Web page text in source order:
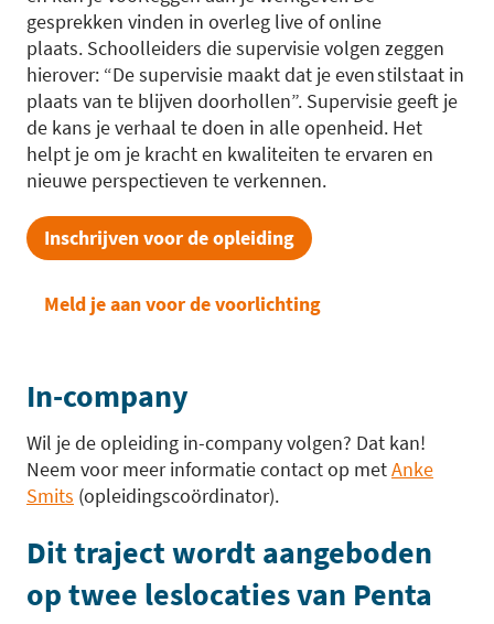
gesprekken vinden in overleg live of online
plaats. Schoolleiders die supervisie volgen zeggen
hierover: “De supervisie maakt dat je even stilstaat in
plaats van te blijven doorhollen”. Supervisie geeft je
de kans je verhaal te doen in alle openheid. Het
helpt je om je kracht en kwaliteiten te ervaren en
nieuwe perspectieven te verkennen.
Inschrijven voor de opleiding
Meld je aan voor de voorlichting
In-company
Wil je de opleiding in-company volgen? Dat kan!
Neem voor meer informatie contact op metAnke
Smits (opleidingscoördinator).
Dit traject wordt aangeboden
op twee leslocaties van Penta